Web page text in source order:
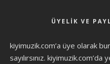
ÜYELIK VE
kiyimuzik.com’a üye olarak
sayılırsınız.